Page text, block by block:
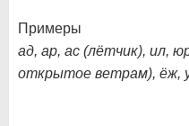
Примеры
ад, ар, ас (лётчик), ил,
открытое ветрам), ёж,